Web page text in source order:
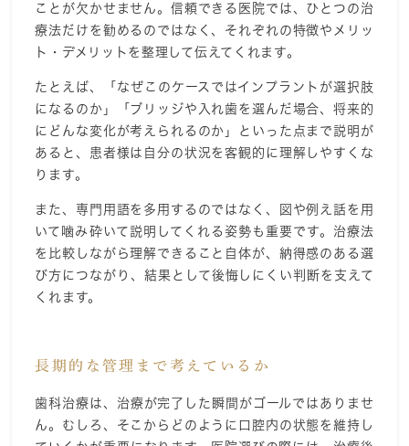
ことが欠かせません。信頼できる医院では、ひとつの治
療法だけを勧めるのではなく、それぞれの特徴やメリッ
ト・デメリットを整理して伝えてくれます。
たとえば、「なぜこのケースではインプラントが選択肢
になるのか」「ブリッジや入れ歯を選んだ場合、将来的
にどんな変化が考えられるのか」といった点まで説明が
あると、患者様は自分の状況を客観的に理解しやすくな
ります。
また、専門用語を多用するのではなく、図や例え話を用
いて噛み砕いて説明してくれる姿勢も重要です。治療法
を比較しながら理解できること自体が、納得感のある選
び方につながり、結果として後悔しにくい判断を支えて
くれます。
長期的な管理まで考えているか
歯科治療は、治療が完了した瞬間がゴールではありませ
ん。むしろ、そこからどのように口腔内の状態を維持し